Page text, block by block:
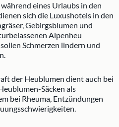
eines Urlaubs in den
sich die Luxushotels in den
Gebirgsblumen und
Alpenheu
Schmerzen lindern und
der Heublumen dient auch bei
Säcken als
bei Rheuma, Entzündungen